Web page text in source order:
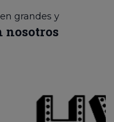
grandes y
nosotros